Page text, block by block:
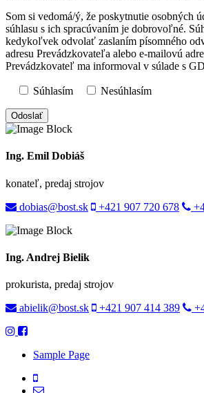
Som si vedomá/ý, že poskytnutie osobných
súhlasu s ich spracúvaním je dobrovoľné.
kedykoľvek odvolať zaslaním písomného
adresu Prevádzkovateľa alebo e-mailovú
Prevádzkovateľ ma informoval v súlade s
Súhlasím Nesúhlasím
Ing. Emil Dobiáš
konateľ, predaj strojov
dobias@bost.sk
+421 907 720 678
Ing. Andrej Bielik
prokurista, predaj strojov
abielik@bost.sk
+421 907 414 389
Sample Page